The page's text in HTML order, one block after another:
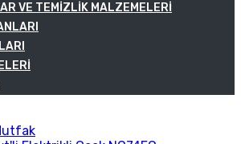
VE TEMIZLIK MALZEMELERI